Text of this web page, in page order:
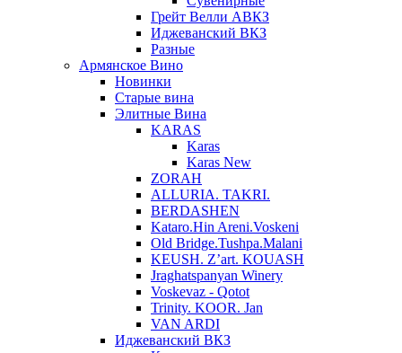
Грейт Велли АВКЗ
Иджеванский ВКЗ
Разные
Армянское Вино
Новинки
Старые вина
Элитные Вина
KARAS
Karas
Karas New
ZORAH
ALLURIA. TAKRI.
BERDASHEN
Kataro.Hin Areni.Voskeni
Old Bridge.Tushpa.Malani
KEUSH. Z’art. KOUASH
Jraghatspanyan Winery
Voskevaz - Qotot
Trinity. KOOR. Jan
VAN ARDI
Иджеванский ВКЗ